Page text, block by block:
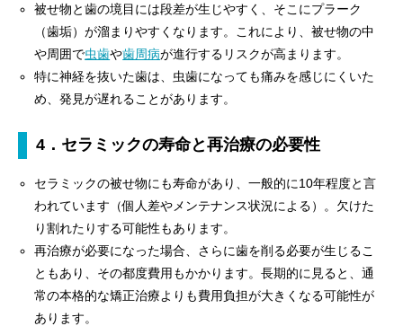
被せ物と歯の境目には段差が生じやすく、そこにプラーク
（歯垢）が溜まりやすくなります。これにより、被せ物の中
や周囲で虫歯や歯周病が進行するリスクが高まります。
特に神経を抜いた歯は、虫歯になっても痛みを感じにくいた
め、発見が遅れることがあります。
4．セラミックの寿命と再治療の必要性
セラミックの被せ物にも寿命があり、一般的に10年程度と言
われています（個人差やメンテナンス状況による）。欠けた
り割れたりする可能性もあります。
再治療が必要になった場合、さらに歯を削る必要が生じるこ
ともあり、その都度費用もかかります。長期的に見ると、通
常の本格的な矯正治療よりも費用負担が大きくなる可能性が
あります。